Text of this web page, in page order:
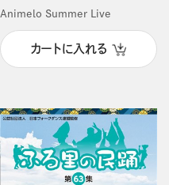
Animelo Summer Live
カートに入れる